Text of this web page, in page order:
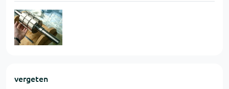
vergeten